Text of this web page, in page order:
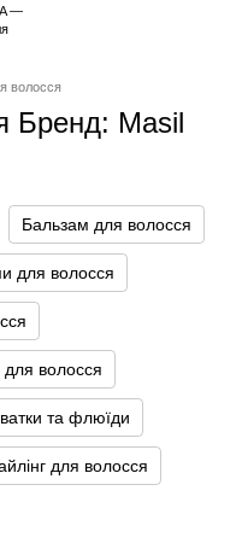
волосся
Бренд: Masil
Бальзам для волосся
для волосся
волосся
та флюїди
для волосся